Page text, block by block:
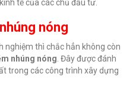
tế của các chủ đầu tư.
nóng
nghiệm thì chắc hẳn không còn
nhúng nóng . Đây được đánh
trong các công trình xây dựng